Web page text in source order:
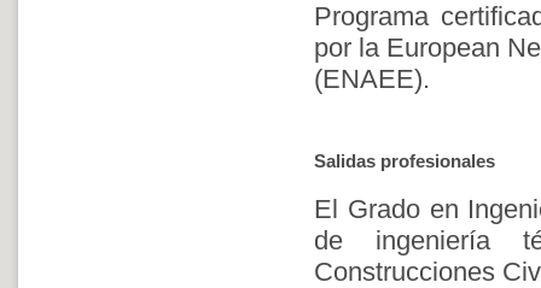
Programa
por la European
(ENAEE).
Salidas profesionales
El Grado en
de ingeniería
Construcciones